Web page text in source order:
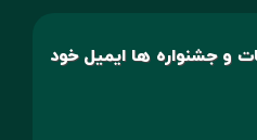
و جشنواره ها ایمیل خود